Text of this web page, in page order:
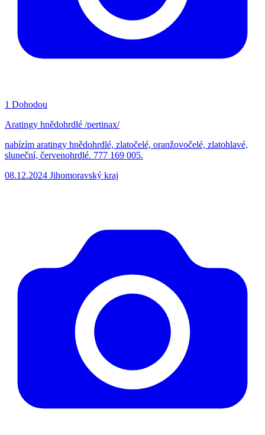
1 Dohodou
Aratingy hnědohrdlé /pertinax/
nabízím aratingy hnědohrdlé, zlatočelé, oranžovočelé, zlatohlavé,
sluneční, červenohrdlé. 777 169 005.
08.12.2024 Jihomoravský kraj